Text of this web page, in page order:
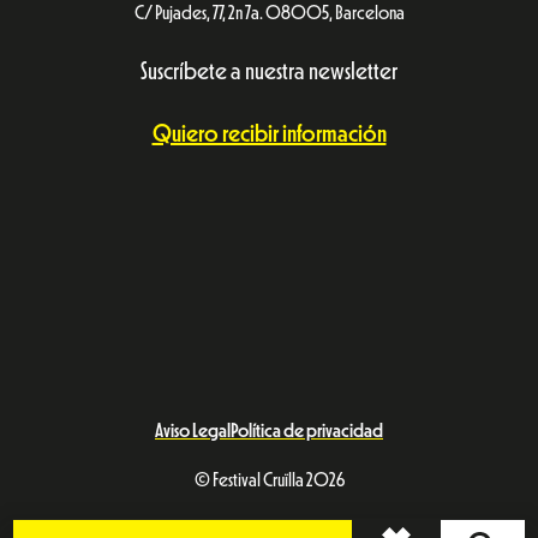
C/ Pujades, 77, 2n 7a. 08005, Barcelona
Suscríbete a nuestra newsletter
Quiero recibir información
Aviso Legal Política de privacidad
© Festival Cruïlla 2026